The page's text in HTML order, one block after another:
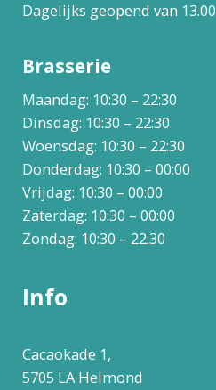
Dagelijks geopend van
Brasserie
Maandag: 10:30 – 22:30
Dinsdag: 10:30 – 22:30
Woensdag: 10:30 – 22:30
Donderdag: 10:30 – 00:00
Vrijdag: 10:30 – 00:00
Zaterdag: 10:30 – 00:00
Zondag: 10:30 – 22:30
Info
Cacaokade 1,
5705 LA Helmond